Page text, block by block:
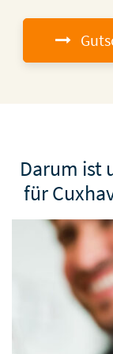
Darum ist
für